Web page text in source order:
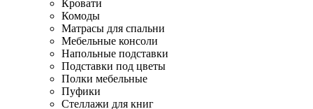
Кровати
Комоды
Матрасы для спальни
Мебельные консоли
Напольные подставки
Подставки под цветы
Полки мебельные
Пуфики
Стеллажи для книг